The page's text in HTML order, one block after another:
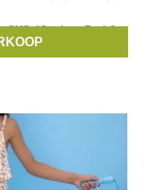
,CKS,Vingino,Red &